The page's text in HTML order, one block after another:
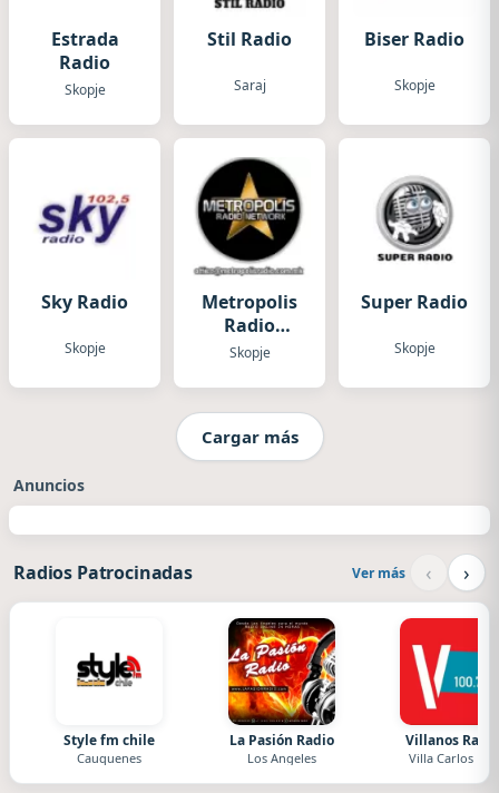
Estrada
Radio
Skopje
Stil Radio
Saraj
Biser Radio
Skopje
Sky Radio
Skopje
Metropolis
Radio
Network
Skopje
Super Radio
Skopje
Cargar más
Anuncios
Radios Patrocinadas Ver más ‹ ›
Style fm chile
Cauquenes
La Pasión Radio
Los Angeles
Villanos
Villa Carlos Paz